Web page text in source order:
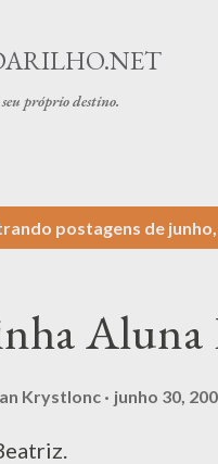
próprio destino.
postagens de
Aluna
Krystlonc junho 30,